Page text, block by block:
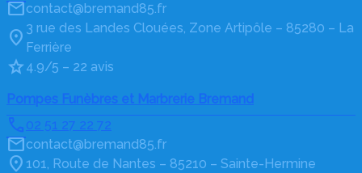
contact@bremand85.fr
3 rue des Landes Clouées, Zone Artipôle – 85280 – La
Ferrière
4.9/5 – 22 avis
Pompes Funèbres et Marbrerie Bremand
02 51 27 22 72
contact@bremand85.fr
101, Route de Nantes – 85210 – Sainte-Hermine